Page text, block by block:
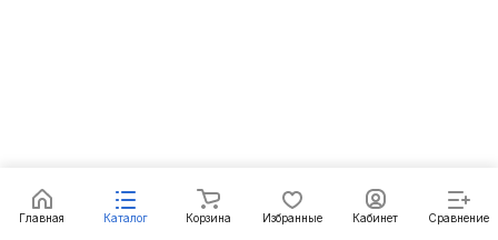
Главная Каталог Корзина Избранные Кабинет Сравнение